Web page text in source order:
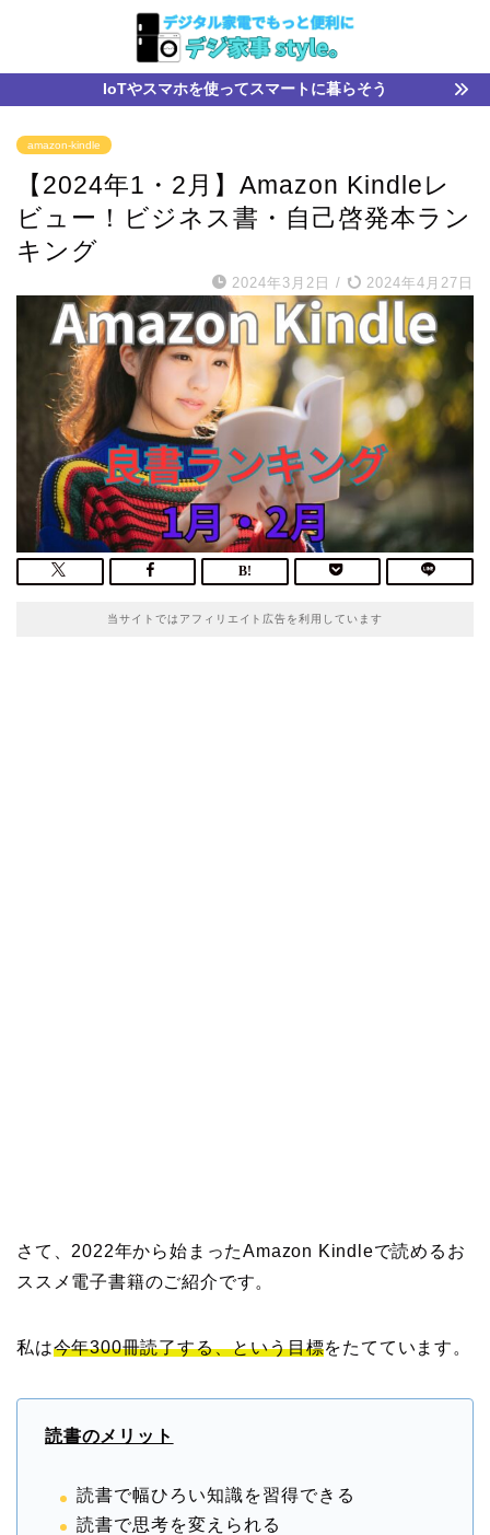
IoTやスマホを使ってスマートに暮らそう
amazon-kindle
【2024年1・2月】Amazon Kindleレ
ビュー！ビジネス書・自己啓発本ラン
キング
2024年3月2日 / 2024年4月27日
当サイトではアフィリエイト広告を利用しています
さて、2022年から始まったAmazon Kindleで読めるお
ススメ電子書籍のご紹介です。
私は今年300冊読了する、という目標をたてています。
読書のメリット
読書で幅ひろい知識を習得できる
読書で思考を変えられる